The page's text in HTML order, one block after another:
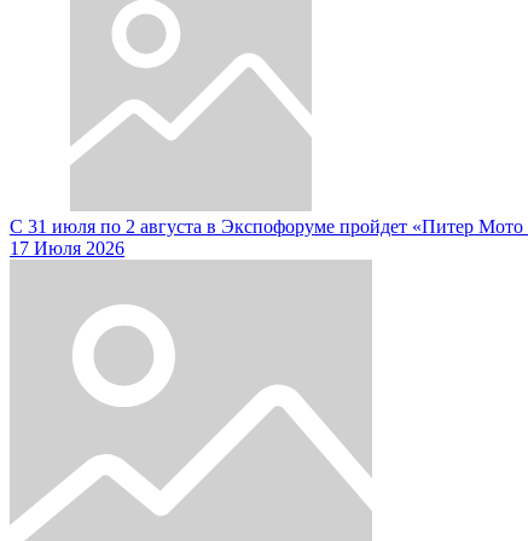
С 31 июля по 2 августа в Экспофоруме пройдет «Питер
17 Июля 2026